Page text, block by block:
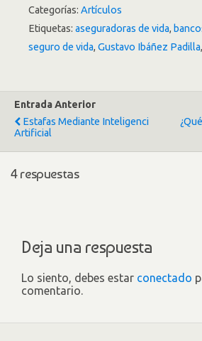
Categorías: Artículos
Etiquetas: aseguradoras de vida,
seguro de vida, Gustavo Ibáñez Padilla,
Entrada Anterior
Estafas Mediante Inteligenci
Artificial
4 respuestas
Deja una respuesta
Lo siento, debes estar conectado
comentario.